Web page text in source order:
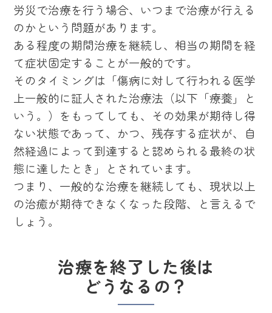
労災で治療を行う場合、いつまで治療が行える
のかという問題があります。
ある程度の期間治療を継続し、相当の期間を経
て症状固定することが一般的です。
そのタイミングは「傷病に対して行われる医学
上一般的に証人された治療法（以下「療養」と
いう。）をもってしても、その効果が期待し得
ない状態であって、かつ、残存する症状が、自
然経過によって到達すると認められる最終の状
態に達したとき」とされています。
つまり、一般的な治療を継続しても、現状以上
の治癒が期待できなくなった段階、と言えるで
しょう。
治療を終了した後は
どうなるの？